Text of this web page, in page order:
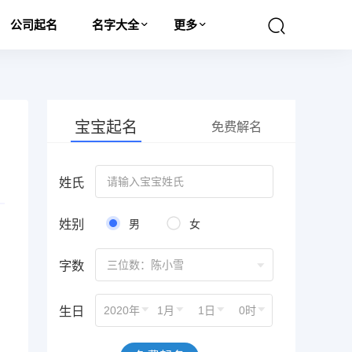
公司起名 名字大全 更多
宝宝起名 免费解名
姓氏
姓别 男 女
字数 三位数：陈小雪
生日 2020年 1月 1日 0时